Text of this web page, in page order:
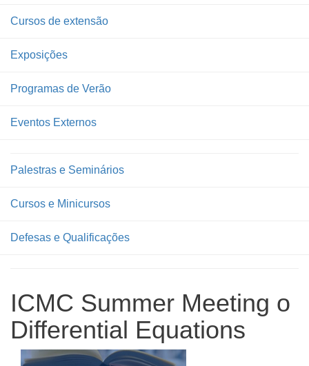
Cursos de extensão
Exposições
Programas de Verão
Eventos Externos
Palestras e Seminários
Cursos e Minicursos
Defesas e Qualificações
ICMC Summer Meeting o
Differential Equations